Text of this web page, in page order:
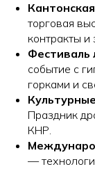
торговая
контракты
Фестиваль
событие с
горками и
Праздник
КНР.
—